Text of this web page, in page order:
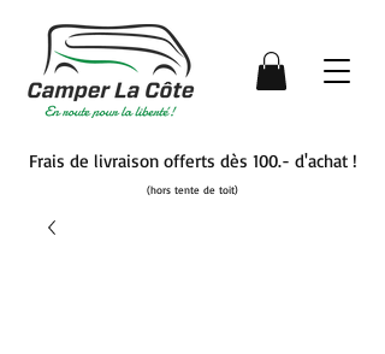
Frais de livraison offerts dès 100.- d'achat !
(hors tente de toit)